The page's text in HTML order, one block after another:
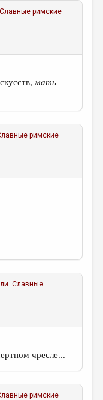
римские
мать
римские
Славные
чресле...
римские